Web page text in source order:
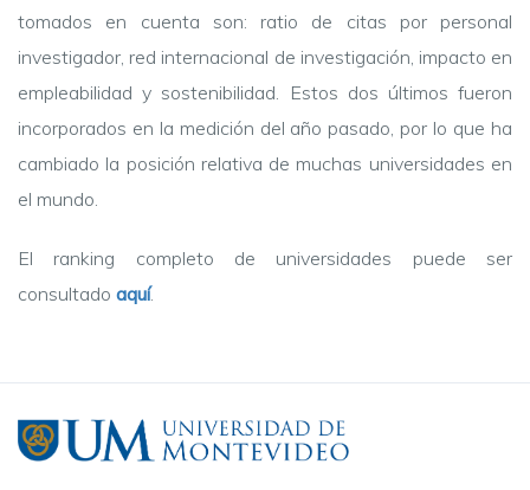
tomados en cuenta son: ratio de citas por personal
investigador, red internacional de investigación, impacto en
empleabilidad y sostenibilidad. Estos dos últimos fueron
incorporados en la medición del año pasado, por lo que ha
cambiado la posición relativa de muchas universidades en
el mundo.
El ranking completo de universidades puede ser
consultado aquí.